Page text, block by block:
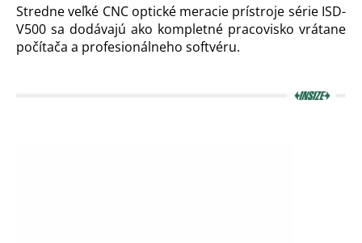
Stredne veľké CNC optické meracie prístroje série ISD-
V500 sa dodávajú ako kompletné pracovisko vrátane
počítača a profesionálneho softvéru.